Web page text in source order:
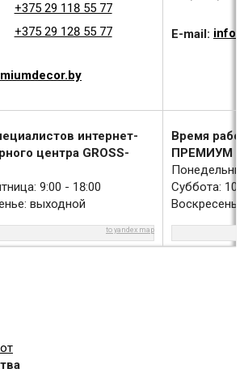
+375 29 118 55 77
+375 29 128 55 77 E-mail:
интернет-
центра GROSS-
9:00 - 18:00
выходной
to yandex map
Время
ПРЕМИУМ
Суббота: